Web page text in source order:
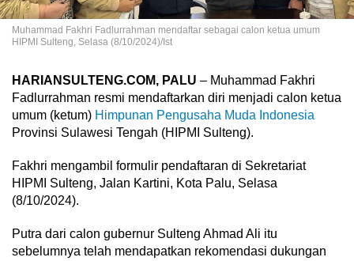
Muhammad Fakhri Fadlurrahman mendaftar sebagai calon ketua umum
HIPMI Sulteng, Selasa (8/10/2024)/Ist
HARIANSULTENG.COM, PALU – Muhammad Fakhri
Fadlurrahman resmi mendaftarkan diri menjadi calon ketua
umum (ketum) Himpunan Pengusaha Muda Indonesia
Provinsi Sulawesi Tengah (HIPMI Sulteng).
Fakhri mengambil formulir pendaftaran di Sekretariat
HIPMI Sulteng, Jalan Kartini, Kota Palu, Selasa
(8/10/2024).
Putra dari calon gubernur Sulteng Ahmad Ali itu
sebelumnya telah mendapatkan rekomendasi dukungan